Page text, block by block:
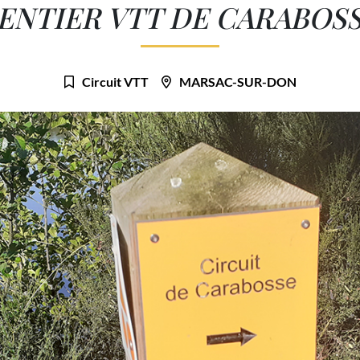
VTT DE
Circuit VTT MARSAC-SUR-DON